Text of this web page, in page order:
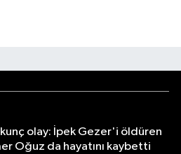
olay: İpek Gezer'i öldüren
Oğuz da hayatını kaybetti